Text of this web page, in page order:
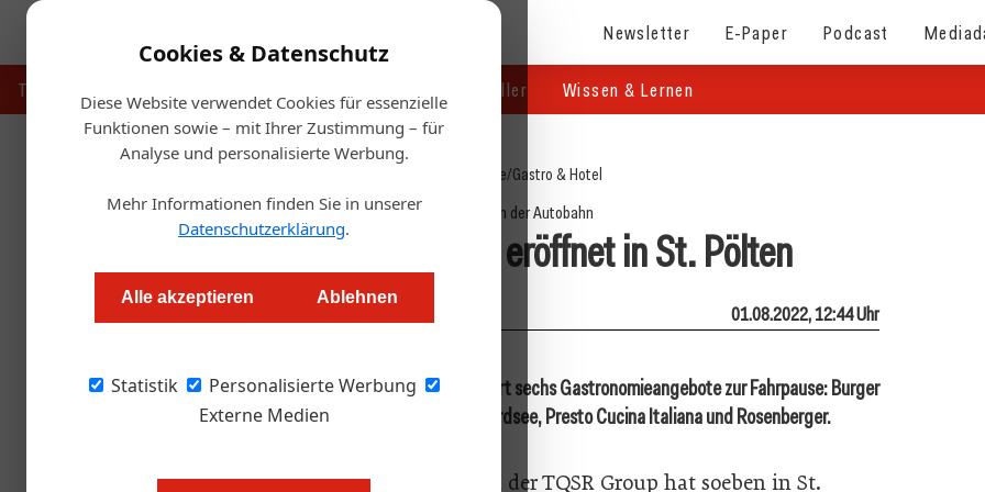
Cookies & Datenschutz
Diese Website verwendet Cookies für essenzielle
Funktionen sowie – mit Ihrer Zustimmung – für
Analyse und personalisierte Werbung.
Mehr Informationen finden Sie in unserer
Datenschutzerklärung.
Alle akzeptieren Ablehnen
Statistik
Personalisierte Werbung
Externe Medien
Newsletter E-Paper Podcast
Touristik Handel & Hersteller Wissen & Lernen
Startseite/Gastro & Hotel
Essen an der Autobahn
Rosehill Foodpark eröffnet in St. Pölten
Alexander Grübling 01.08.2022, 12:44 Uhr
Auf 1.700 Quadratmetern Fläche laden ab sofort sechs Gastronomieangebote zur Fahrpause: Burger
King, Coffeeshop Company, Fast’and’Fresh, Nordsee, Presto Cucina Italiana und Rosenberger.
Der bisher größte Rosehill Foodpark der TQSR Group hat soeben in St.